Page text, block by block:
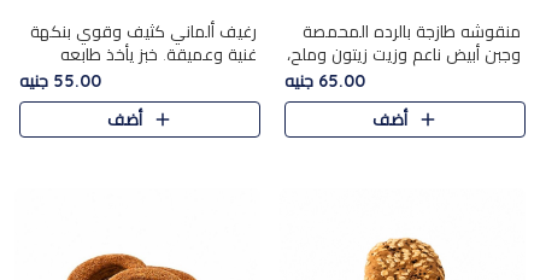
منقوشه طازجة بالرده المحمصة
وجبن أبيض ناعم وزيت زيتون وملح،
مباشرة من الفرن.الرده مع نعومة
الجبن فوق عجينة طازجة.
65.00 جنيه
أضف
رغيف ألماني كثيف وقوي بنكهة
غنية وعميقة. خبز يأخذ طابعه
55.00 جنيه
أضف